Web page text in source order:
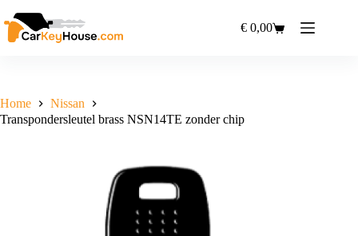
naar
de
Winkelwagen
€ 0,00
Home
Nissan
Transpondersleutel brass NSN14TE zonder chip